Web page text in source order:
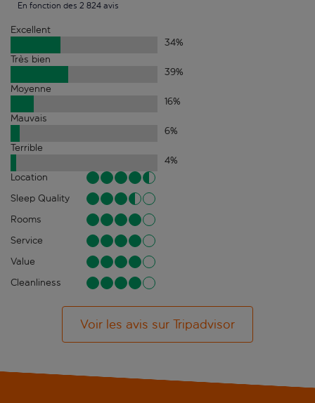
En fonction des 2 824 avis
Excellent
34%
Très bien
39%
Moyenne
16%
Mauvais
6%
Terrible
4%
Location
Sleep Quality
Rooms
Service
Value
Cleanliness
Voir les avis sur Tripadvisor